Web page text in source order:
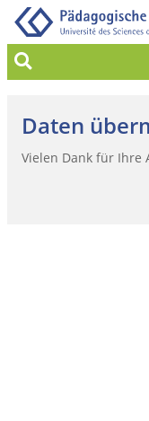
Suche
Daten
Vielen Dank für Ihre